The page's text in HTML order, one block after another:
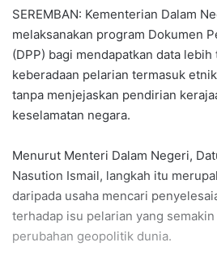
SEREMBAN: Kementerian Dalam
melaksanakan program Dokumen
(DPP) bagi mendapatkan data
keberadaan pelarian termasuk
tanpa menjejaskan pendirian
keselamatan negara.
Menurut Menteri Dalam Negeri,
Nasution Ismail, langkah itu
daripada usaha mencari
terhadap isu pelarian yang
perubahan geopolitik dunia.